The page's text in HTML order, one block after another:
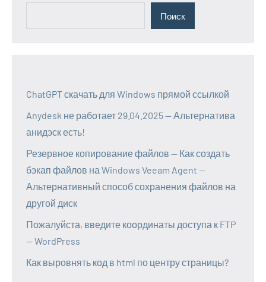
Поиск
ChatGPT скачать для Windows прямой ссылкой
Anydesk не работает 29.04.2025 — Альтернатива
анидэск есть!
Резервное копирование файлов — Как создать
бэкап файлов на Windows Veeam Agent —
Альтернативный способ сохранения файлов на
другой диск
Пожалуйста, введите координаты доступа к FTP
— WordPress
Как выровнять код в html по центру страницы?